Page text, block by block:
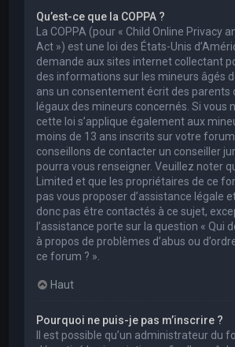
Qu’est-ce que la COPPA ?
La COPPA (pour « Child Online Privacy
Act ») est une loi des États-Unis
demande aux sites internet collectant
des informations sur les mineurs âgés
ans un consentement écrit des parents
légaux des mineurs concernés. Si vous
cette loi s’applique également aux
moins de 13 ans inscrits sur votre
conseillons de contacter un conseiller
pourra vous renseigner. Veuillez noter
Limited et que les propriétaires de ce
pas vous proposer d’assistance légale
donc pas être contactés à ce sujet,
l’assistance porte sur la question « Qui
à propos de problèmes d’abus ou
ce forum ? ».
Haut
Pourquoi ne puis-je pas m’inscrire ?
Il est possible qu’un administrateur du